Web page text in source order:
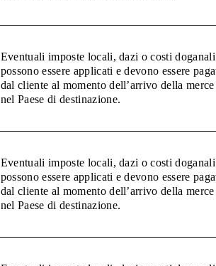
Eventuali imposte locali, dazi o costi doganali
possono essere applicati e devono essere
dal cliente al momento dell’arrivo della merce
nel Paese di destinazione.
Eventuali imposte locali, dazi o costi doganali
possono essere applicati e devono essere
dal cliente al momento dell’arrivo della merce
nel Paese di destinazione.